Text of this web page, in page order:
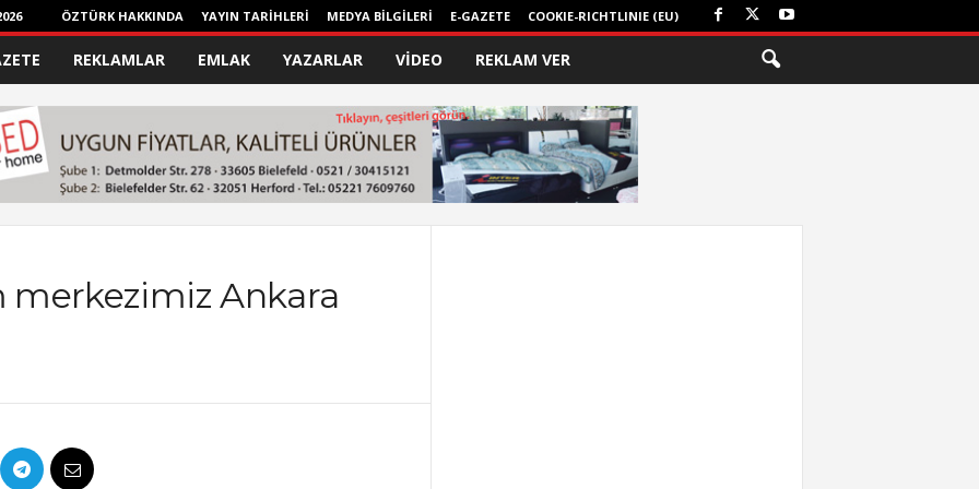
ÖZTÜRK HAKKINDA YAYIN TARİHLERİ MEDYA BİLGİLERİ E-GAZETE COOKIE-RICHTLINIE (EU)
REKLAMLAR EMLAK YAZARLAR VİDEO REKLAM VER
merkezimiz Ankara